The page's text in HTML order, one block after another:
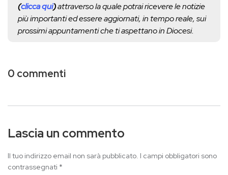
(clicca qui)attraverso la quale potrai ricevere le notizie
più importanti ed essere aggiornati, in tempo reale, sui
prossimi appuntamenti che ti aspettano in Diocesi.
0 commenti
Lascia un commento
Il tuo indirizzo email non sarà pubblicato. I campi obbligatori sono
contrassegnati *